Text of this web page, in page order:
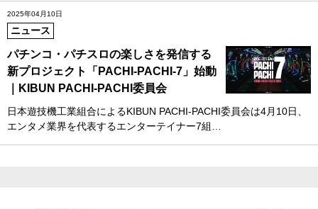
2025年04月10日
ニュース
パチンコ・パチスロの楽しさを発信する
新プロジェクト「PACHI-PACHI-7」始動
｜KIBUN PACHI-PACHI委員会
日本遊技機工業組合によるKIBUN PACHI-PACHI委員会は4月10日、
エンタメ業界を代表するエンターテイナー7組…